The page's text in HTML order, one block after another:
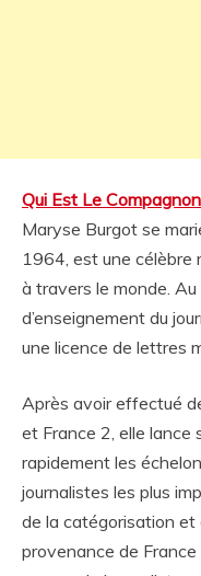
Qui Est Le
Maryse Burgot se
1964, est une célèbre
à travers le monde.
d’enseignement du
une licence de lettres
Après avoir effectué
et France 2, elle lance
rapidement les
journalistes les plus
de la catégorisation et
provenance de France